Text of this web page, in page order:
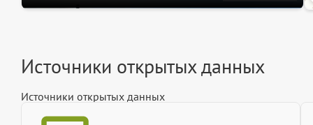
Источники открытых данных
Источники открытых данных